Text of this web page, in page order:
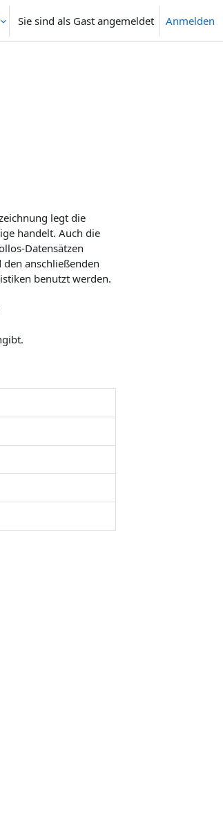
Sie sind als Gast angemeldet Anmelden
legt die
handelt. Auch die
Datensätzen
anschließenden
benutzt werden.